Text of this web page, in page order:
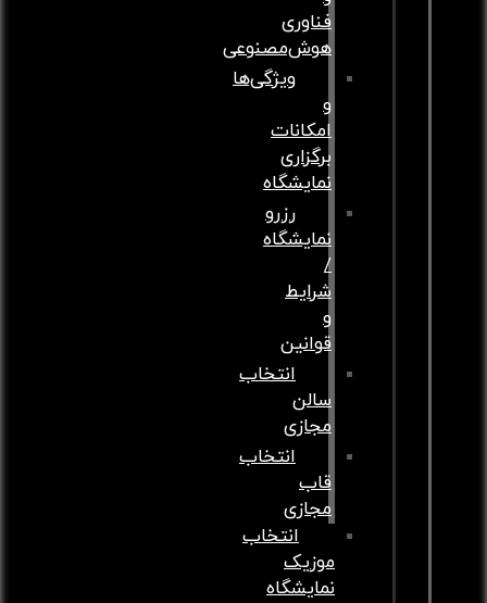
فناوری
هوش‌مصنوعی
ویژگی‌ها
و
امکانات
برگزاری
نمایشگاه
رزرو
نمایشگاه
/
شرایط
و
قوانین
انتخاب
سالن
مجازی
انتخاب
قاب
مجازی
انتخاب
موزیک
نمایشگاه